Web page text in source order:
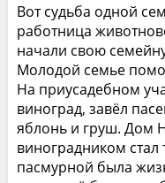
Вот судьба одной
работница
начали свою
Молодой семье
На приусадебном
виноград, завёл
яблонь и груш. Дом
виноградником
пасмурной была